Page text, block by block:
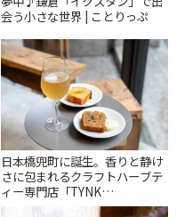
会う小さな世界 | ことりっぷ
日本橋兜町に誕生。香りと静け
さに包まれるクラフトハーブテ
ィー専門店「TYNK
Kabutocho」 | ことりっぷ